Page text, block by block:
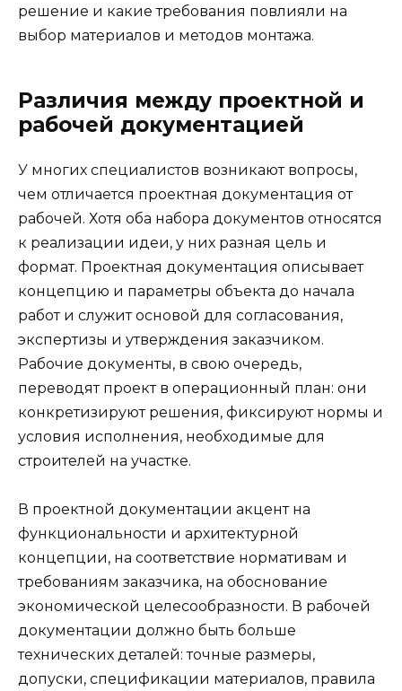
решение и какие требования повлияли на
выбор материалов и методов монтажа.
Различия между проектной и
рабочей документацией
У многих специалистов возникают вопросы,
чем отличается проектная документация от
рабочей. Хотя оба набора документов относятся
к реализации идеи, у них разная цель и
формат. Проектная документация описывает
концепцию и параметры объекта до начала
работ и служит основой для согласования,
экспертизы и утверждения заказчиком.
Рабочие документы, в свою очередь,
переводят проект в операционный план: они
конкретизируют решения, фиксируют нормы и
условия исполнения, необходимые для
строителей на участке.
В проектной документации акцент на
функциональности и архитектурной
концепции, на соответствие нормативам и
требованиям заказчика, на обоснование
экономической целесообразности. В рабочей
документации должно быть больше
технических деталей: точные размеры,
допуски, спецификации материалов, правила